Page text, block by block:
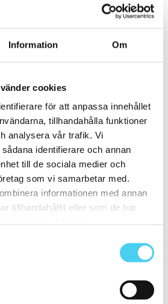
Information Om
cookies
för att anpassa innehållet
tillhandahålla funktioner
analysera vår trafik. Vi
identifierare och annan
till de sociala medier och
som vi samarbetar med.
informationen med annan
tillhandahållit eller som de har
cm(1)
cm(1)
15x15 cm(34)
cm
15x60 cm (1)
cm(5)
20x20 cm (5)
cm(1)
cm(1)
20x60 cm(1)
(24)
cm(1)